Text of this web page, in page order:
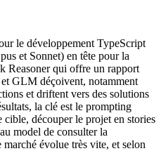
le développement TypeScript
et Sonnet) en tête pour la
Reasoner qui offre un rapport
GLM déçoivent, notamment
et driftent vers des solutions
la clé est le prompting
découper le projet en stories
model de consulter la
évolue très vite, et selon